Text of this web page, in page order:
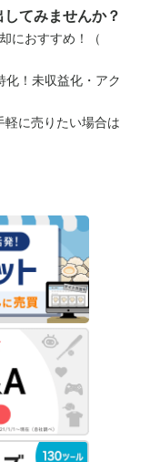
してみませんか？
におすすめ！（
化！未収益化・アク
軽に売りたい場合は